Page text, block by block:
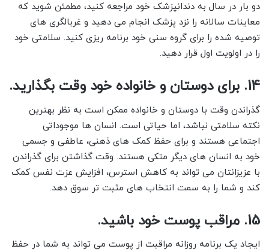
دو بار در سال به دندانپزشک خود مراجعه کنید، مطمئن شوید که
معاینات سالانه را نزد پزشک انجام می دهید و غربالگری های
توصیه شده را برای گروه سنی خود برنامه ریزی کنید. سلامتی خود
را در اولویت اول قرار دهید.
14. برای دوستان و خانواده خود وقت بگذارید.
گذراندن وقت با دوستان و خانواده ممکن است به نظر بهترین
نکته سلامتی نباشد، اما حیاتی است. انسان ها موجوداتی
اجتماعی هستند و برای حفظ کمک های ذهنی، عاطفی و جسمی
خود به انسان های دیگر متکی هستند. وقت گذاشتن برای گذراندن
با عزیزانتان می تواند به کاهش استرس، افزایش عزت نفس کمک
کند و شما را به سمت انتخاب های مثبت تر سوق دهد.
15. مراقب پوست خود باشید.
ایجاد یک برنامه روزانه مراقبت از پوست می تواند به شما در حفظ